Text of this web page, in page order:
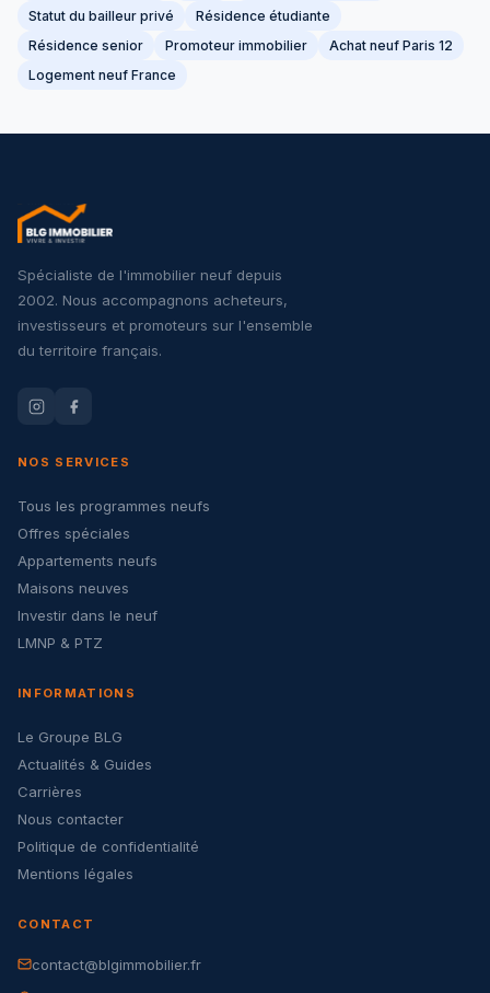
Statut du bailleur privé
Résidence étudiante
Résidence senior
Promoteur immobilier
Achat neuf Paris 12
Logement neuf France
Spécialiste de l'immobilier neuf depuis
2002. Nous accompagnons acheteurs,
investisseurs et promoteurs sur l'ensemble
du territoire français.
NOS SERVICES
Tous les programmes neufs
Offres spéciales
Appartements neufs
Maisons neuves
Investir dans le neuf
LMNP & PTZ
INFORMATIONS
Le Groupe BLG
Actualités & Guides
Carrières
Nous contacter
Politique de confidentialité
Mentions légales
CONTACT
contact@blgimmobilier.fr